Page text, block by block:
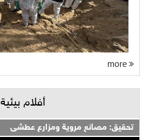
أفلام بيئية
تحقيق: مصانع مروية ومزارع عطشى